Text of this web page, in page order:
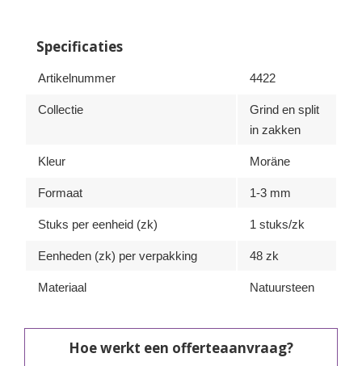
Specificaties
Artikelnummer 4422
Collectie
Grind en split
in zakken
Kleur Moräne
Formaat 1-3 mm
Stuks per eenheid (zk) 1 stuks/zk
Eenheden (zk) per verpakking 48 zk
Materiaal Natuursteen
Hoe werkt een offerteaanvraag?